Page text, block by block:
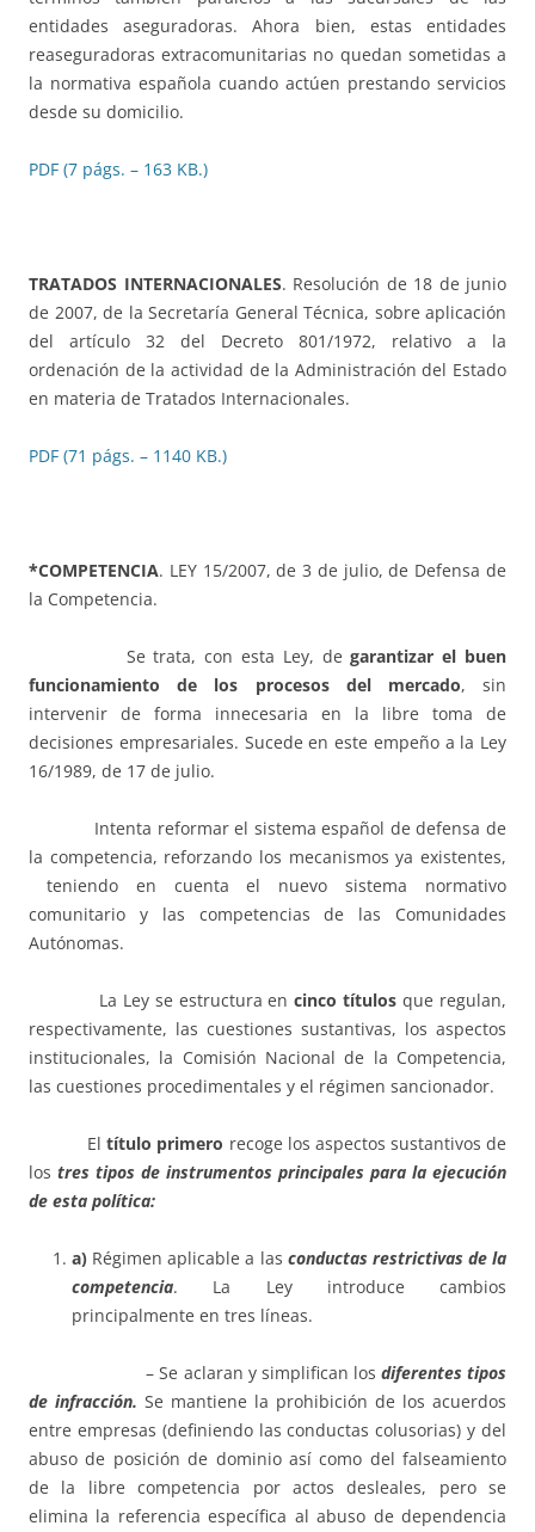
entidades aseguradoras. Ahora bien, estas entidades
reaseguradoras extracomunitarias no quedan sometidas a
la normativa española cuando actúen prestando servicios
desde su domicilio.
PDF (7 págs. – 163 KB.)
TRATADOS INTERNACIONALES. Resolución de 18 de junio
de 2007, de la Secretaría General Técnica, sobre aplicación
del artículo 32 del Decreto 801/1972, relativo a la
ordenación de la actividad de la Administración del Estado
en materia de Tratados Internacionales.
PDF (71 págs. – 1140 KB.)
*COMPETENCIA. LEY 15/2007, de 3 de julio, de Defensa de
la Competencia.
Se trata, con esta Ley, degarantizar el buen
funcionamiento de los procesos del mercado, sin
intervenir de forma innecesaria en la libre toma de
decisiones empresariales. Sucede en este empeño a la Ley
16/1989, de 17 de julio.
Intenta reformar el sistema español de defensa de
la competencia, reforzando los mecanismos ya existentes,
teniendo en cuenta el nuevo sistema normativo
comunitario y las competencias de las Comunidades
Autónomas.
La Ley se estructura encinco títulos que regulan,
respectivamente, las cuestiones sustantivas, los aspectos
institucionales, la Comisión Nacional de la Competencia,
las cuestiones procedimentales y el régimen sancionador.
Eltítulo primero recoge los aspectos sustantivos de
los tres tipos de instrumentos principales para la ejecución
de esta política:
a) Régimen aplicable a las conductas restrictivas de la
competencia. La Ley introduce cambios
principalmente en tres líneas.
– Se aclaran y simplifican los diferentes tipos
de infracción. Se mantiene la prohibición de los acuerdos
entre empresas (definiendo las conductas colusorias) y del
abuso de posición de dominio así como del falseamiento
de la libre competencia por actos desleales, pero se
elimina la referencia específica al abuso de dependencia